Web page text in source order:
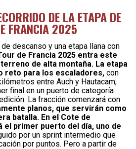
DE LA ETAPA DE
FRANCIA 2025
descanso y una etapa llana con
de Francia 2025 entra este
de alta montaña. La etapa
reto para los escaladores, con
entre Auch y Hautacam,
final en un puerto de categoría
La fracción comenzará con
planos, que servirán como
batalla. En el Cote de
el primer puerto del día, uno de
por un sprint intermedio que
por puntos. Pero a partir de